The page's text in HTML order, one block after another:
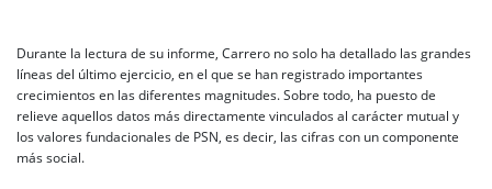
Durante la lectura de su informe, Carrero no solo ha detallado las grandes
líneas del último ejercicio, en el que se han registrado importantes
crecimientos en las diferentes magnitudes. Sobre todo, ha puesto de
relieve aquellos datos más directamente vinculados al carácter mutual y
los valores fundacionales de PSN, es decir, las cifras con un componente
más social.